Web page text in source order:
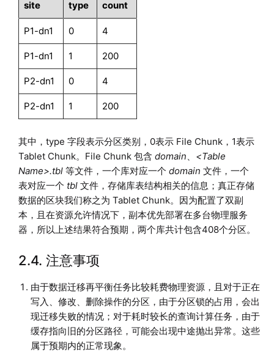
mockData(2020.06.01..2020.06.10, 09:30:00 13:00:00)
site type count
P1-dn1 0 4
P1-dn1 1 200
P2-dn1 0 4
P2-dn1 1 200
其中，type 字段表示分区类别，0表示 File Chunk，1表示
Tablet Chunk。File Chunk 包含 domain
<Table
Name>.tbl等文件，一个库对应一个 domain 文件，一个
表对应一个 tbl文件，存储库表结构相关的信息；真正存储
数据的区块我们称之为 Tablet Chunk。因为配置了双副
本，且在资源允许情况下，副本优先部署在多台物理服务
器，所以上述结果符合预期，两个库共计包含408个分区。
2.4. 注意事项
由于数据迁移再平衡任务比较耗费物理资源，且对于正在
写入、修改、删除操作的分区，由于分区锁的占用，会出
现迁移失败的情况；对于耗时较长的查询计算任务，由于
缓存指向旧的分区路径，可能会出现中途抛出异常。这些
属于预期内的正常现象。